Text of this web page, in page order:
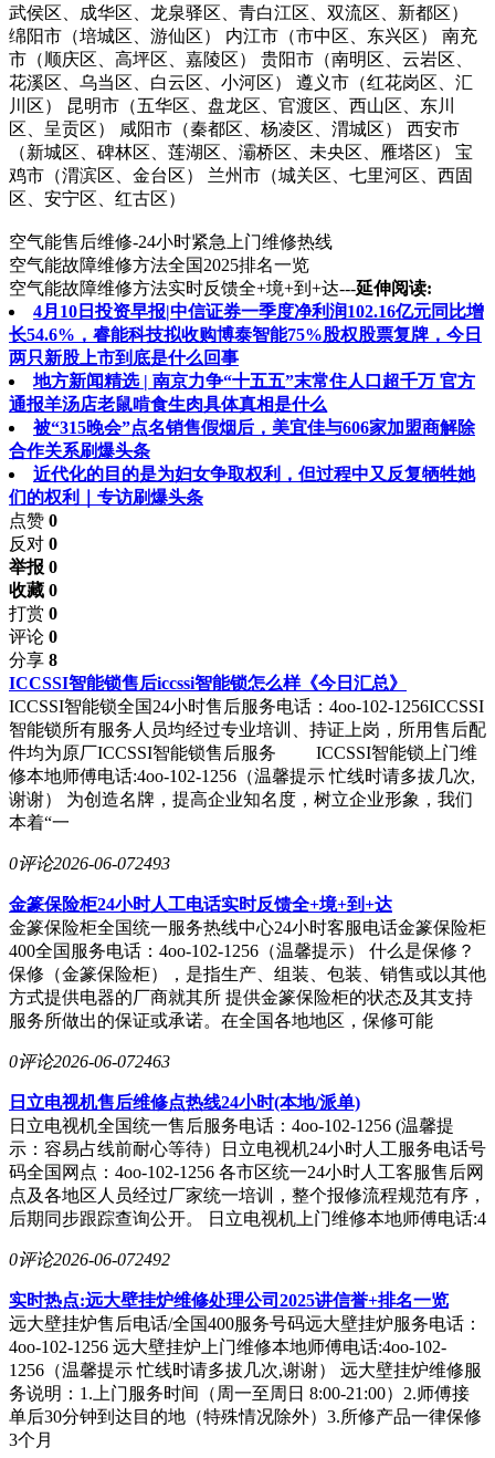
武侯区、成华区、龙泉驿区、青白江区、双流区、新都区）
绵阳市（培城区、游仙区） 内江市（市中区、东兴区） 南充
市（顺庆区、高坪区、嘉陵区） 贵阳市（南明区、云岩区、
花溪区、乌当区、白云区、小河区） 遵义市（红花岗区、汇
川区） 昆明市（五华区、盘龙区、官渡区、西山区、东川
区、呈贡区） 咸阳市（秦都区、杨凌区、渭城区） 西安市
（新城区、碑林区、莲湖区、灞桥区、未央区、雁塔区） 宝
鸡市（渭滨区、金台区） 兰州市（城关区、七里河区、西固
区、安宁区、红古区）
空气能售后维修-24小时紧急上门维修热线
空气能故障维修方法全国2025排名一览
空气能故障维修方法实时反馈全+境+到+达---延伸阅读:
4月10日投资早报|中信证券一季度净利润102.16亿元同比增
长54.6%，睿能科技拟收购博泰智能75%股权股票复牌，今日
两只新股上市到底是什么回事
地方新闻精选 | 南京力争“十五五”末常住人口超千万 官方
通报羊汤店老鼠啃食生肉具体真相是什么
被“315晚会”点名销售假烟后，美宜佳与606家加盟商解除
合作关系刷爆头条
近代化的目的是为妇女争取权利，但过程中又反复牺牲她
们的权利｜专访刷爆头条
点赞 0
反对 0
举报 0
收藏 0
打赏 0
评论 0
分享 8
ICCSSI智能锁售后iccssi智能锁怎么样《今日汇总》
ICCSSI智能锁全国24小时售后服务电话：4oo-102-1256ICCSSI
智能锁所有服务人员均经过专业培训、持证上岗，所用售后配
件均为原厂ICCSSI智能锁售后服务 ICCSSI智能锁上门维
修本地师傅电话:4oo-102-1256（温馨提示 忙线时请多拔几次,
谢谢） 为创造名牌，提高企业知名度，树立企业形象，我们
本着“一
0评论2026-06-072493
金篆保险柜24小时人工电话实时反馈全+境+到+达
金篆保险柜全国统一服务热线中心24小时客服电话金篆保险柜
400全国服务电话：4oo-102-1256（温馨提示） 什么是保修？
保修（金篆保险柜），是指生产、组装、包装、销售或以其他
方式提供电器的厂商就其所 提供金篆保险柜的状态及其支持
服务所做出的保证或承诺。在全国各地地区，保修可能
0评论2026-06-072463
日立电视机售后维修点热线24小时(本地/派单)
日立电视机全国统一售后服务电话：4oo-102-1256 (温馨提
示：容易占线前耐心等待）日立电视机24小时人工服务电话号
码全国网点：4oo-102-1256 各市区统一24小时人工客服售后网
点及各地区人员经过厂家统一培训，整个报修流程规范有序，
后期同步跟踪查询公开。 日立电视机上门维修本地师傅电话:4
0评论2026-06-072492
实时热点:远大壁挂炉维修处理公司2025讲信誉+排名一览
远大壁挂炉售后电话/全国400服务号码远大壁挂炉服务电话：
4oo-102-1256 远大壁挂炉上门维修本地师傅电话:4oo-102-
1256（温馨提示 忙线时请多拔几次,谢谢） 远大壁挂炉维修服
务说明：1.上门服务时间（周一至周日 8:00-21:00）2.师傅接
单后30分钟到达目的地（特殊情况除外）3.所修产品一律保修
3个月